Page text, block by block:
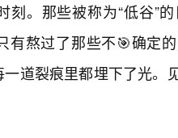
刻。那些被称为“低谷”
有熬过了那些不🎯确定
道裂痕里都埋下了光。